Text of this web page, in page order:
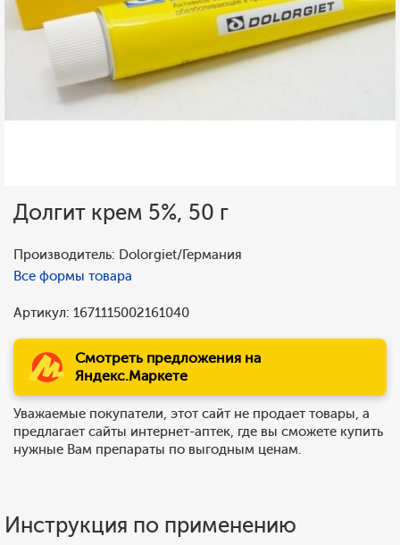
Долгит крем 5%, 50 г
Производитель: Dolorgiet/Германия
Все формы товара
Артикул: 1671115002161040
Смотреть предложения на
Яндекс.Маркете
Уважаемые покупатели, этот сайт не продает товары, а
предлагает сайты интернет-аптек, где вы сможете купить
нужные Вам препараты по выгодным ценам.
Инструкция по применению